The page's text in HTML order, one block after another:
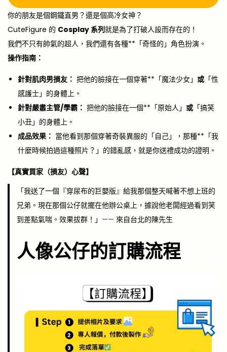
你的朋友是個鋼鐵直男？還是個高冷女神？
CuteFigure 的 Cosplay 系列就是為了打破人設而存在的！
我們不只有帥氣的超人，我們還有各種**「奇怪的」角色扮演。
操作指南：
針對肌肉男損友： 把他的臉接在一個穿著**「魔法少女」 或 「性
感護士」的身體上。
針對嚴肅主管/學霸： 把他的臉接在一個**「原始人」 或 「搞笑
小丑」的身體上。
成品效果： 當他看到那個穿著奇裝異服的「自己」，那種**「我
什麼時候拍過這種照片？」的錯亂感，就是你送禮成功的證明。
【真實買家（損友）心聲】
「我送了一個『穿尿布的巨嬰版』給我那個整天喊著不想上班的
兄弟。現在那個公仔就擺在他辦公桌上，據說他老闆經過看到笑
到差點氣喘。效果拔群！」—— 來自台北的陳先生
人像公仔的訂購流程